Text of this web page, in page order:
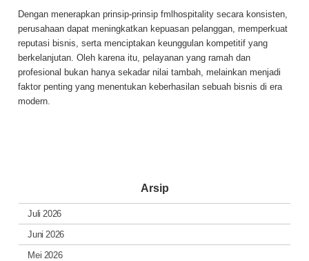
Dengan menerapkan prinsip-prinsip fmlhospitality secara konsisten,
perusahaan dapat meningkatkan kepuasan pelanggan, memperkuat
reputasi bisnis, serta menciptakan keunggulan kompetitif yang
berkelanjutan. Oleh karena itu, pelayanan yang ramah dan
profesional bukan hanya sekadar nilai tambah, melainkan menjadi
faktor penting yang menentukan keberhasilan sebuah bisnis di era
modern.
Arsip
Juli 2026
Juni 2026
Mei 2026